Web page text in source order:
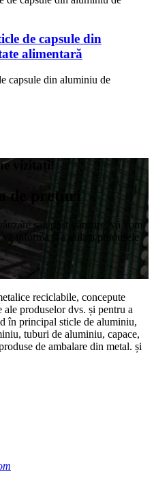
de capsule din
alimentară
capsule din aluminiu de
vizitați!
de prețuri
sau post-vânzare, vă vom
vă informa și a utiliza produsele
reciclabile, concepute
produselor dvs. și pentru a
în principal sticle de aluminiu,
tuburi de aluminiu, capace,
de ambalare din metal. și